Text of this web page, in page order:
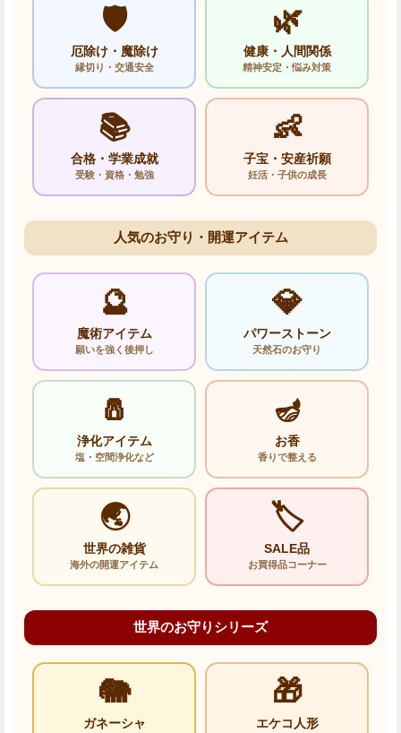
🛡️
厄除け・魔除け
縁切り・交通安全
🌿
健康・人間関係
精神安定・悩み対策
📚
合格・学業成就
受験・資格・勉強
👶
子宝・安産祈願
妊活・子供の成長
人気のお守り・開運アイテム
🔮
魔術アイテム
願いを強く後押し
💎
パワーストーン
天然石のお守り
🧂
浄化アイテム
塩・空間浄化など
🪔
お香
香りで整える
🌏
世界の雑貨
海外の開運アイテム
🏷️
SALE品
お買得品コーナー
世界のお守りシリーズ
🐘
ガネーシャ
🎁
エケコ人形